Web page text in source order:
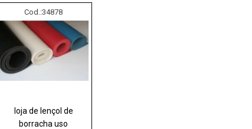
Cod.:34878
loja de lençol de
borracha uso